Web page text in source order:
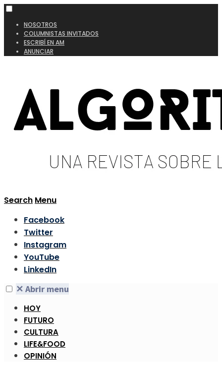
NOSOTROS
COLUMNISTAS INVITADOS
ESCRIBÍ EN AM
ANUNCIAR
Search Menu
Facebook
Twitter
Instagram
YouTube
LinkedIn
✕ Abrir menu
HOY
FUTURO
CULTURA
LIFE&FOOD
OPINIÓN